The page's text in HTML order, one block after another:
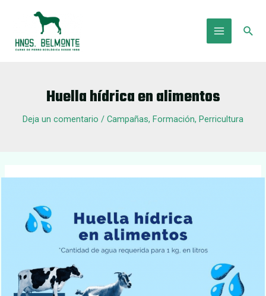
Main
Huella hídrica en alimentos
Deja un comentario / Campañas, Formación, Perricultura